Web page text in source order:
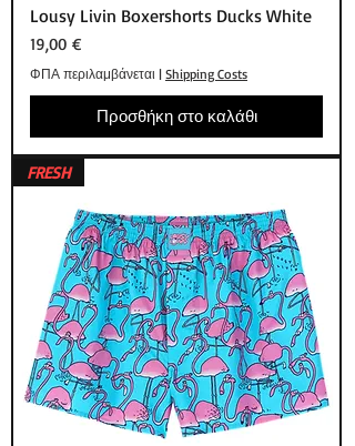
Lousy Livin Boxershorts Ducks White
Τιμή
19,00 €
ΦΠΑ περιλαμβάνεται | Shipping Costs
Προσθήκη στο καλάθι
FRESH